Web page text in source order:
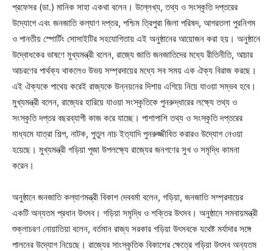
প্রফেসর (ডা.) মানিক সাহা একথা বলেন। উল্লেখ্য, তথ্য ও সংস্কৃতি দপ্তরের
উদ্যোগে এবং জনজাতি কল্যাণ দপ্তর, পশ্চিম ত্রিপুরা জিলা পরিষদ, আগরতলা পুরনিগম
ও পানতীয় স্পোর্টিং সোসাইটির সহযোগিতায় এই অনুষ্ঠানের আয়োজন করা হয়। অনুষ্ঠানে
উদ্বোধকের ভাষণে মুখ্যমন্ত্রী বলেন, রাজ্যে জাতি জনজাতিদের মধ্যে রীতিনীতি, আচার
আচরণের পার্থক্য থাকলেও উভয় সম্প্রদায়ের মধ্যে সব সময় এক ঐক্য বিরাজ করছে।
এই ঐক্যকে পাথেয় করেই রাজ্যকে উন্নয়নের দিশায় এগিয়ে নিয়ে যাওয়া সম্ভব হবে।
মুখ্যমন্ত্রী বলেন, রাজ্যের হারিয়ে যাওয়া সংস্কৃতিকে পুনরুদ্ধারের লক্ষ্যে তথ্য ও
সংস্কৃতি দপ্তর বছরব্যাপী কাজ করে যাচ্ছে। পাশাপাশি তথ্য ও সংস্কৃতি দপ্তরের
মাধ্যমে যাত্রা শিল্প, নাটক, পুতুল নাচ ইত্যাদি পুনরুজ্জীবিত করারও উদ্যোগ নেওয়া
হয়েছে। মুখ্যমন্ত্রী গড়িয়া পূজা উপলক্ষ্যে রাজ্যের জনগণের সুখ ও সমৃদ্ধি কামনা
করেন।
অনুষ্ঠানে জনজাতি কল্যাণমন্ত্রী বিকাশ দেববর্মা বলেন, গড়িয়া, জনজাতি সম্প্রদায়ের
একটি অন্যতম প্রধান উৎসব। গড়িয়া সমৃদ্ধি ও শক্তির উৎসব। অনুষ্ঠানে সমবায়মন্ত্রী
শুক্লাচরণ নোয়াতিয়া বলেন, বর্তমান রাজ্য সরকার গড়িয়া উৎসবকে যথেষ্ট মর্যাদার সঙ্গে
পালনের উদ্যোগ নিয়েছে। রাজ্যের সাংস্কৃতিক বিকাশের ক্ষেত্রে গড়িয়া উৎসব অন্যতম